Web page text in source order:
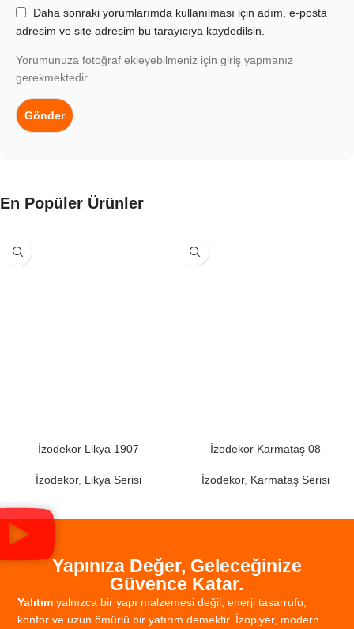
Daha sonraki yorumlarımda kullanılması için adım, e-posta
adresim ve site adresim bu tarayıcıya kaydedilsin.
Yorumunuza fotoğraf ekleyebilmeniz için giriş yapmanız
gerekmektedir.
En Popüler Ürünler
İzodekor Likya 1907
İzodekor, Likya Serisi
İzodekor Karmataş 08
İzodekor, Karmataş Serisi
Yapınıza Değer, Geleceğinize
Güvence Katar.
Yalıtım yalnızca bir yapı malzemesi değil; enerji tasarrufu,
konfor ve uzun ömürlü bir yatırım demektir. İzopiyer, modern